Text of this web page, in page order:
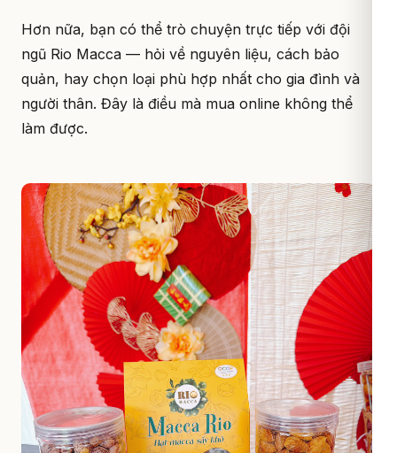
Hơn nữa, bạn có thể trò chuyện trực tiếp với đội
ngũ Rio Macca — hỏi về nguyên liệu, cách bảo
quản, hay chọn loại phù hợp nhất cho gia đình và
người thân. Đây là điều mà mua online không thể
làm được.